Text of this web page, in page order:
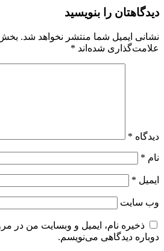
دیدگاهتان را بنویسید
نشانی ایمیل شما منتشر نخواهد شد.
علامت‌گذاری شده‌اند *
دیدگاه *
نام *
ایمیل *
وب‌ سایت
ذخیره نام، ایمیل و وبسایت من در
دوباره دیدگاهی می‌نویسم.